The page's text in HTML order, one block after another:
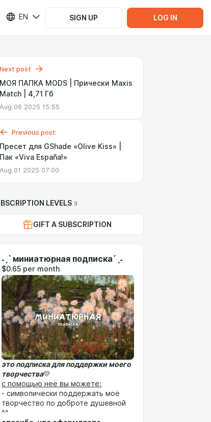
EN SIGN UP LOG IN
Next post
МОЯ ПАПКА MODS | Прически Maxis
Match | 4,71 Гб
Aug 06 2025 15:55
Previous post
Пресет для GShade «Olive Kiss» |
Пак «Viva España!»
Aug 01 2025 07:00
LEVELS 3
GIFT A SUBSCRIPTION
˗ˏˋ миниатюрная подписка´ˎ˗
$0.65 per month
это подписка для поддержки моего
творчества💛
с помощью неё вы можете:
- символически поддержать моё
творчество по доброте душевной
^^